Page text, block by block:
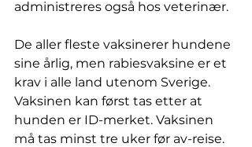
administreres også hos veterinær.
De aller fleste vaksinerer hundene
sine årlig, men rabiesvaksine er et
krav i alle land utenom Sverige.
Vaksinen kan først tas etter at
hunden er ID-merket. Vaksinen
må tas minst tre uker før av-reise.